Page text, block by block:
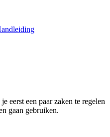
eerst een paar zaken te regelen
gaan gebruiken.